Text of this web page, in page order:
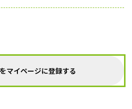
マイページに登録する